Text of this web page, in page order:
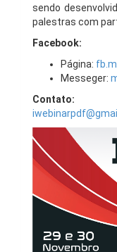
sendo
palestras com
Facebook:
Página:
Messeger:
Contato: